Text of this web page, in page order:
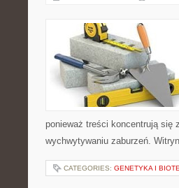
ponieważ treści koncentrują się
wychwytywaniu zaburzeń.
CATEGORIES: GENETYKA I